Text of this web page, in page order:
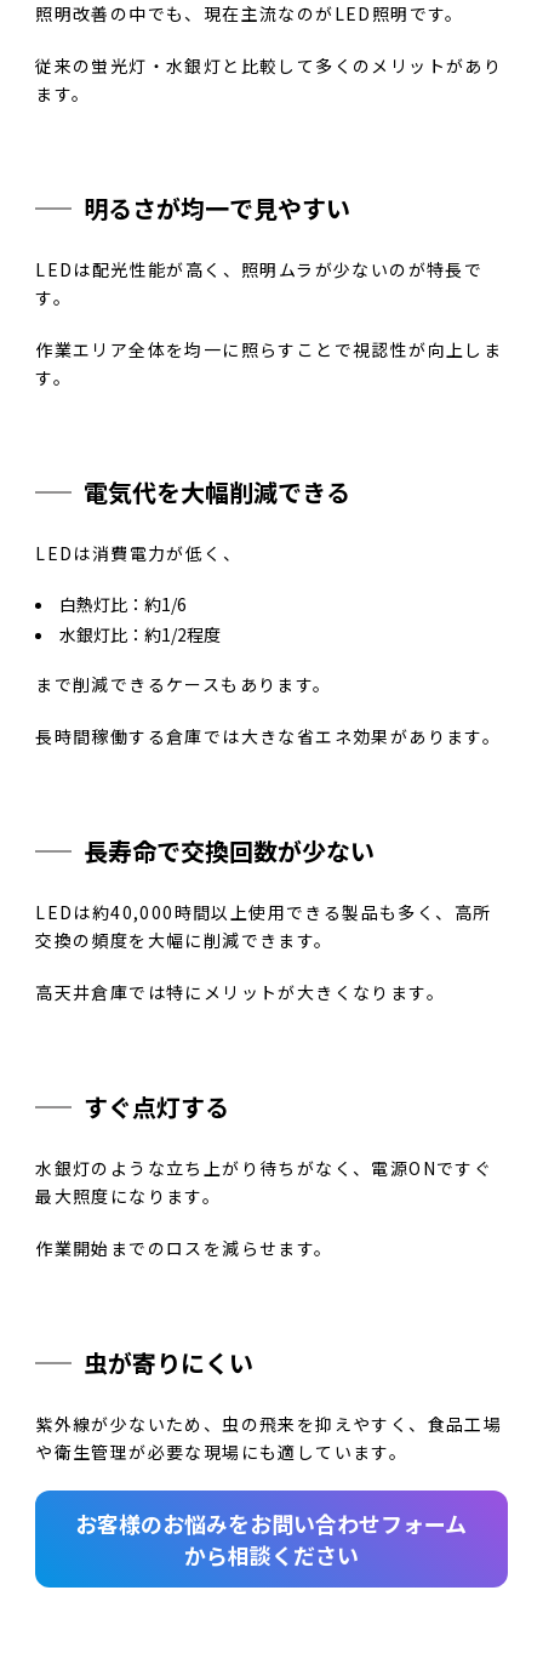
照明改善の中でも、現在主流なのがLED照明です。
従来の蛍光灯・水銀灯と比較して多くのメリットがあり
ます。
明るさが均一で見やすい
LEDは配光性能が高く、照明ムラが少ないのが特長で
す。
作業エリア全体を均一に照らすことで視認性が向上しま
す。
電気代を大幅削減できる
LEDは消費電力が低く、
白熱灯比：約1/6
水銀灯比：約1/2程度
まで削減できるケースもあります。
長時間稼働する倉庫では大きな省エネ効果があります。
長寿命で交換回数が少ない
LEDは約40,000時間以上使用できる製品も多く、高所
交換の頻度を大幅に削減できます。
高天井倉庫では特にメリットが大きくなります。
すぐ点灯する
水銀灯のような立ち上がり待ちがなく、電源ONですぐ
最大照度になります。
作業開始までのロスを減らせます。
虫が寄りにくい
紫外線が少ないため、虫の飛来を抑えやすく、食品工場
や衛生管理が必要な現場にも適しています。
お客様のお悩みをお問い合わせフォーム
から相談ください